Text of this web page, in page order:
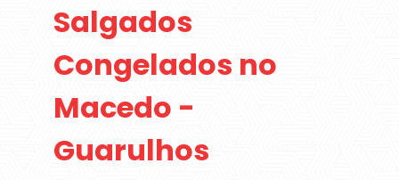
Salgados
Congelados no
Macedo -
Guarulhos